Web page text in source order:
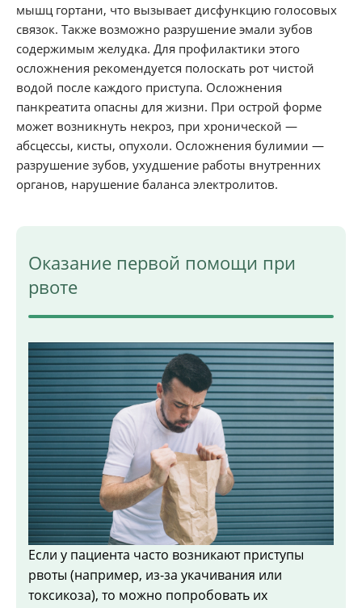
мышц гортани, что вызывает дисфункцию голосовых
связок. Также возможно разрушение эмали зубов
содержимым желудка. Для профилактики этого
осложнения рекомендуется полоскать рот чистой
водой после каждого приступа. Осложнения
панкреатита опасны для жизни. При острой форме
может возникнуть некроз, при хронической —
абсцессы, кисты, опухоли. Осложнения булимии —
разрушение зубов, ухудшение работы внутренних
органов, нарушение баланса электролитов.
Оказание первой помощи при
рвоте
Если у пациента часто возникают приступы
рвоты (например, из-за укачивания или
токсикоза), то можно попробовать их